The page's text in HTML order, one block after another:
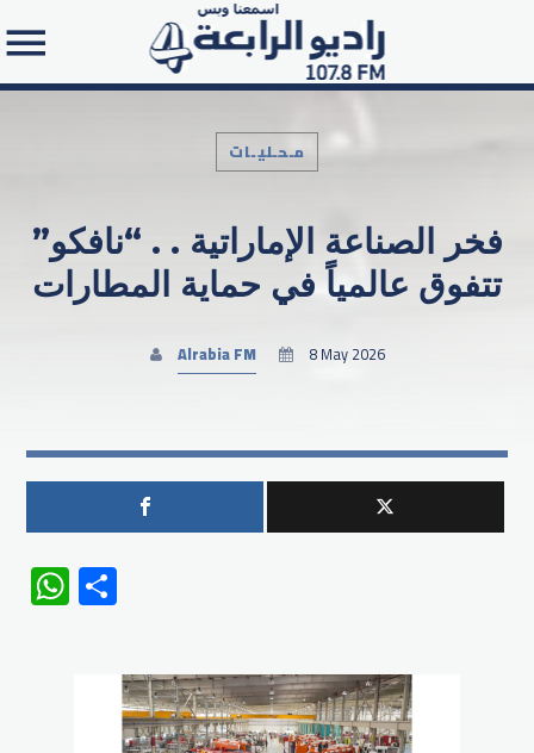
Search in the website:
مـحـليـات
فخر الصناعة الإماراتية . . “نافكو”
تتفوق عالمياً في حماية المطارات
Alrabia FM 8 May 2026
WhatsApp